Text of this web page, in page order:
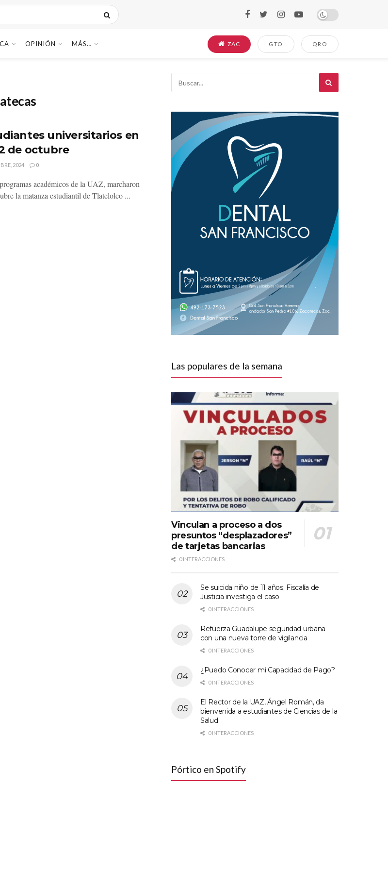
OPINIÓN MÁS… ZAC GTO QRO
universitarios en
de octubre
2024 0
académicos de la UAZ, marcharon
la matanza estudiantil de Tlatelolco ...
Las populares de la semana
Vinculan a proceso a dos
presuntos “desplazadores”
de tarjetas bancarias
0 INTERACCIONES
Se suicida niño de 11 años; Fiscalía de
Justicia investiga el caso
0 INTERACCIONES
Refuerza Guadalupe seguridad urbana
con una nueva torre de vigilancia
0 INTERACCIONES
¿Puedo Conocer mi Capacidad de Pago?
0 INTERACCIONES
El Rector de la UAZ, Ángel Román, da
bienvenida a estudiantes de Ciencias de la
Salud
0 INTERACCIONES
Pórtico en Spotify